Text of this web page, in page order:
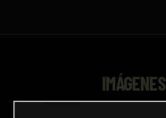
IMÁGENES